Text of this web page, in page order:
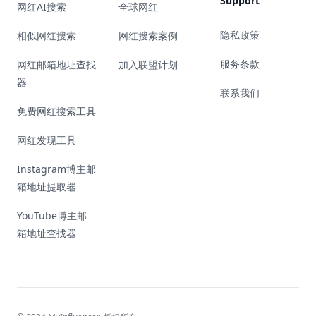
网红AI搜索
相似网红搜索
网红邮箱地址查找
器
免费网红搜索工具
网红发现工具
Instagram博主邮
箱地址提取器
YouTube博主邮
箱地址查找器
全球网红
网红搜索案例
加入联盟计划
隐私政策
服务条款
联系我们